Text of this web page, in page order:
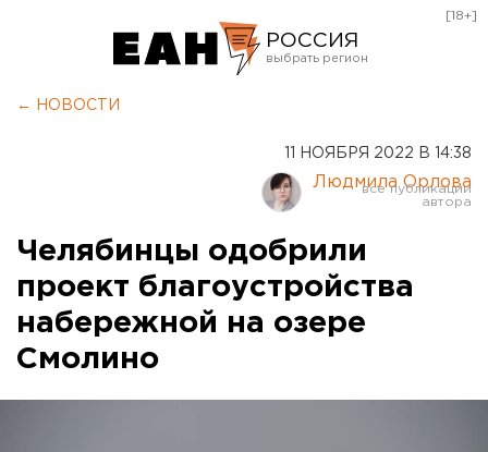
РОССИЯ
Курган
Оренбург
[18+]
← НОВОСТИ
11 НОЯБРЯ 2022 В 14:38
Людмила Орлова
Челябинцы одобрили
проект благоустройства
набережной на озере
Смолино